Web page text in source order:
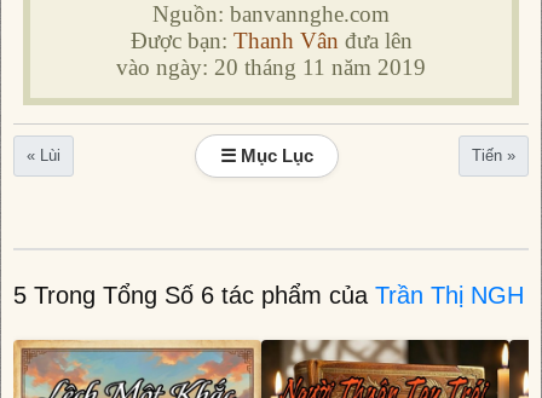
Nguồn: banvannghe.com
Được bạn: Thanh Vân đưa lên
vào ngày: 20 tháng 11 năm 2019
« Lùi ☰ Mục Lục Tiến »
5 Trong Tổng Số 6 tác phẩm của Trần Thị NGH